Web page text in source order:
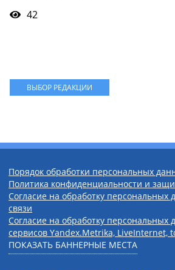
42
ВЫБОР РЕДАКЦИИ
Порядок обработки персональных
Политика конфиденциальности и
Согласие на обработку персональных
связи
Согласие на обработку
сервисов Yandex.Metrika, LiveInternet,
ПОКАЗАТЬ БАННЕРНЫЕ МЕСТА